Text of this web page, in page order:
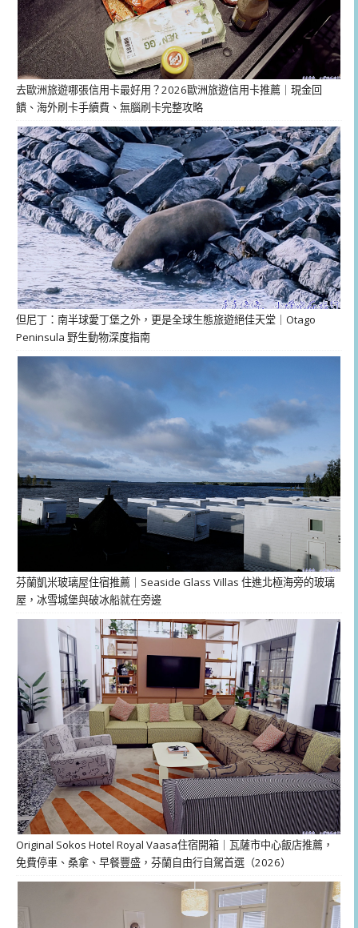
去歐洲旅遊哪張信用卡最好用？2026歐洲旅遊信用卡推薦｜現金回
饋、海外刷卡手續費、無腦刷卡完整攻略
但尼丁：南半球愛丁堡之外，更是全球生態旅遊絕佳天堂｜Otago
Peninsula 野生動物深度指南
芬蘭凱米玻璃屋住宿推薦｜Seaside Glass Villas 住進北極海旁的玻璃
屋，冰雪城堡與破冰船就在旁邊
Original Sokos Hotel Royal Vaasa住宿開箱｜瓦薩市中心飯店推薦，
免費停車、桑拿、早餐豐盛，芬蘭自由行自駕首選（2026）